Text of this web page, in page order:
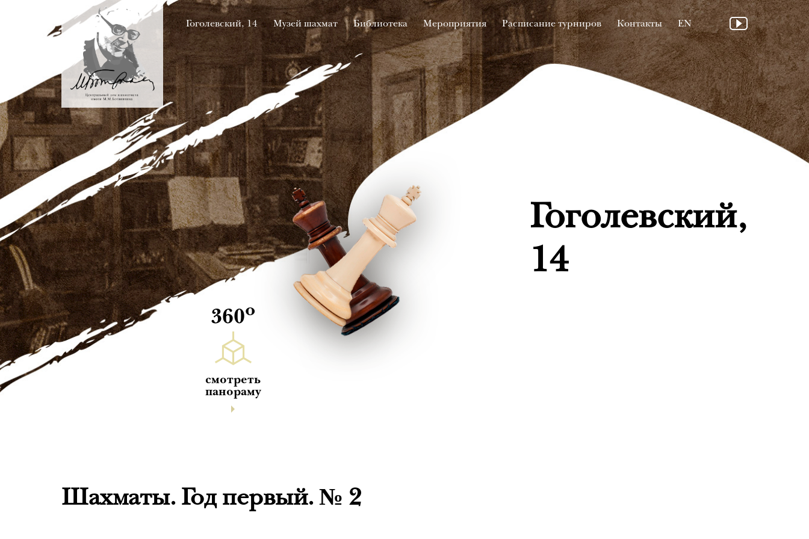
Гоголевский, 14 Музей шахмат Библиотека Мероприятия Расписание турниров Контакты EN
Гоголевский,
14
360о
смотреть
панораму
Шахматы. Год первый. № 2